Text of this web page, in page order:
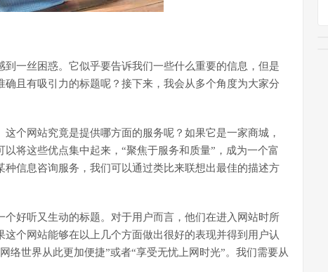
一丝困惑。它似乎要告诉我们一些什么重要的信息，但是
且有吸引力的标题呢？接下来，我会从多个角度为大家分
个网站究竟是提供哪方面的服务呢？如果它是一家商城，
将这些优点集中起来，“聚焦于服务和质量”，成为一个富
信息咨询服务，我们可以通过类比来联想出最佳的描述方
好听又生动的标题。对于用户而言，他们在进入网站时所
个网站能够在以上几个方面做出很好的表现并得到用户认
络世界从此更加便捷”或者“享受无忧上网时光”。我们需要从